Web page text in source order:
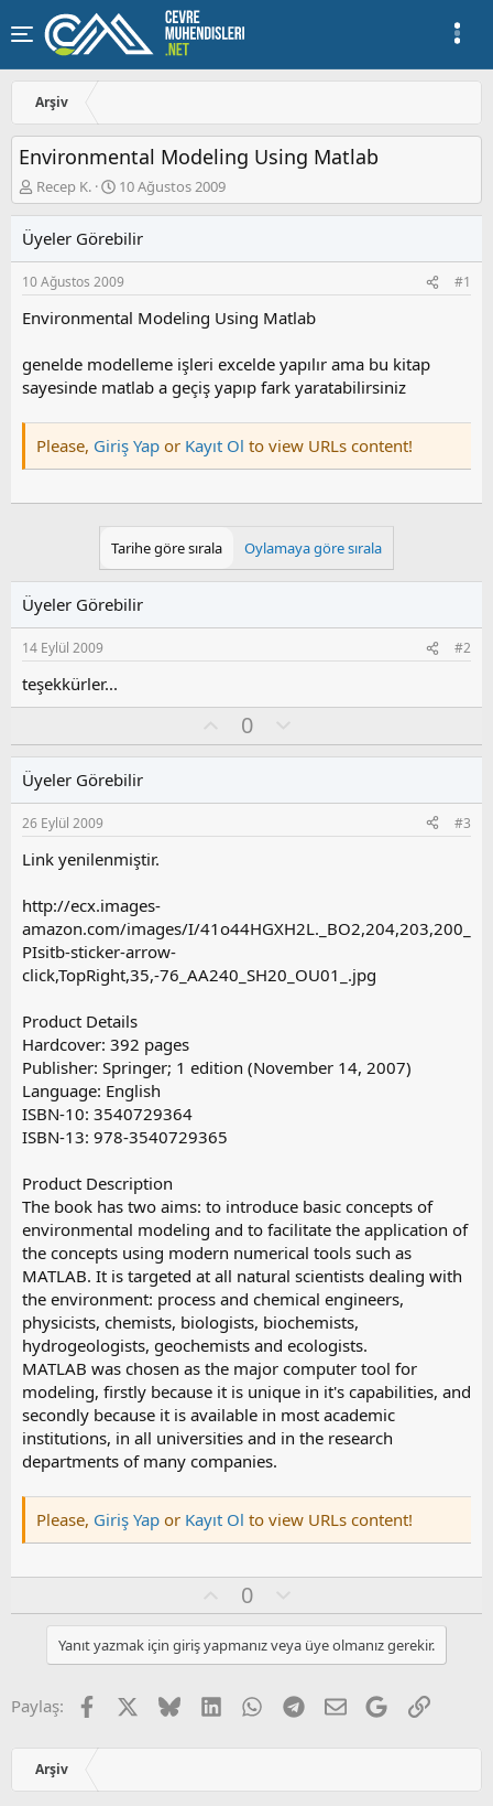
Arşiv
Environmental Modeling Using Matlab
K
o
u
y
u
a
l
a
t
a
n
Recep K.
B
a
l
a
n
ı
t
a
i
h
10 Ağustos 2009
Üyeler Görebilir
10 Ağustos 2009 #1
Environmental Modeling Using Matlab
genelde modelleme işleri excelde yapılır ama bu kitap
sayesinde matlab a geçiş yapıp fark yaratabilirsiniz
Please, Giriş Yap or Kayıt Ol to view URLs content!
Tarihe göre sırala Oylamaya göre sırala
Üyeler Görebilir
14 Eylül 2009 #2
teşekkürler...
y
0
l
s
u
l
a
Üyeler Görebilir
26 Eylül 2009 #3
Link yenilenmiştir.
http://ecx.images-
amazon.com/images/I/41o44HGXH2L._BO2,204,203,200_
PIsitb-sticker-arrow-
click,TopRight,35,-76_AA240_SH20_OU01_.jpg
Product Details
Hardcover: 392 pages
Publisher: Springer; 1 edition (November 14, 2007)
Language: English
ISBN-10: 3540729364
ISBN-13: 978-3540729365
Product Description
The book has two aims: to introduce basic concepts of
environmental modeling and to facilitate the application of
the concepts using modern numerical tools such as
MATLAB. It is targeted at all natural scientists dealing with
the environment: process and chemical engineers,
physicists, chemists, biologists, biochemists,
hydrogeologists, geochemists and ecologists.
MATLAB was chosen as the major computer tool for
modeling, firstly because it is unique in it's capabilities, and
secondly because it is available in most academic
institutions, in all universities and in the research
departments of many companies.
Please, Giriş Yap or Kayıt Ol to view URLs content!
y
l
a
0
l
u
m
u
z
o
l
Yanıt yazmak için giriş yapmanız veya üye olmanız gerekir.
Paylaş: Facebook BlueskyLinkedInWhatsApp
Telegram
E-postaGoogleLink
Arşiv